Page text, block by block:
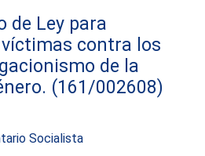
de Ley para
contra los
de la
(161/002608)
Socialista